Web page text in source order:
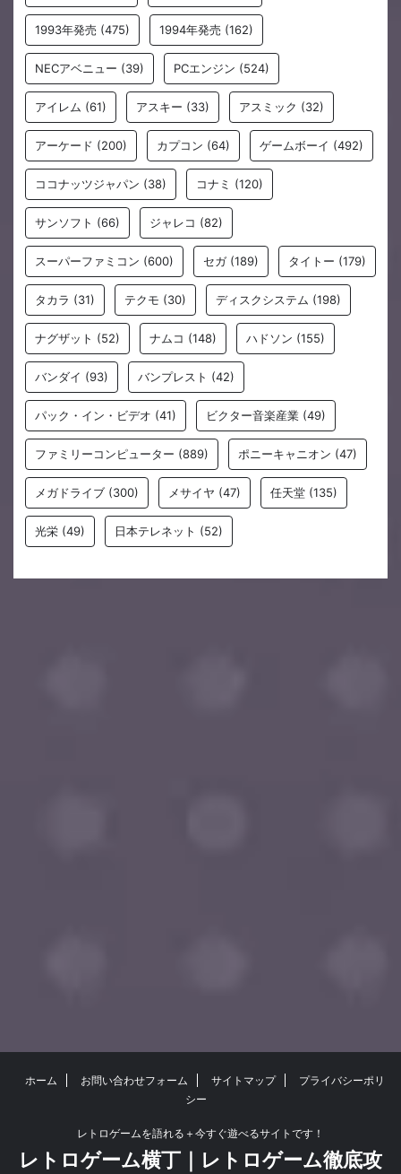
1993年発売 (475) 1994年発売 (162)
NECアベニュー (39) PCエンジン (524)
アイレム (61) アスキー (33) アスミック (32)
アーケード (200) カプコン (64) ゲームボーイ (492)
ココナッツジャパン (38) コナミ (120)
サンソフト (66) ジャレコ (82)
スーパーファミコン (600) セガ(189) タイトー (179)
タカラ (31) テクモ (30) ディスクシステム (198)
ナグザット (52) ナムコ (148) ハドソン (155)
バンダイ (93) バンプレスト (42)
パック・イン・ビデオ (41) ビクター音楽産業 (49)
ファミリーコンピューター (889) ポニーキャニオン (47)
メガドライブ (300) メサイヤ (47) 任天堂 (135)
光栄 (49) 日本テレネット (52)
ホーム お問い合わせフォーム サイトマップ
プライバシーポリ
シー
レトロゲームを語れる＋今すぐ遊べるサイトです！
レトロゲーム横丁｜レトロゲーム徹底攻